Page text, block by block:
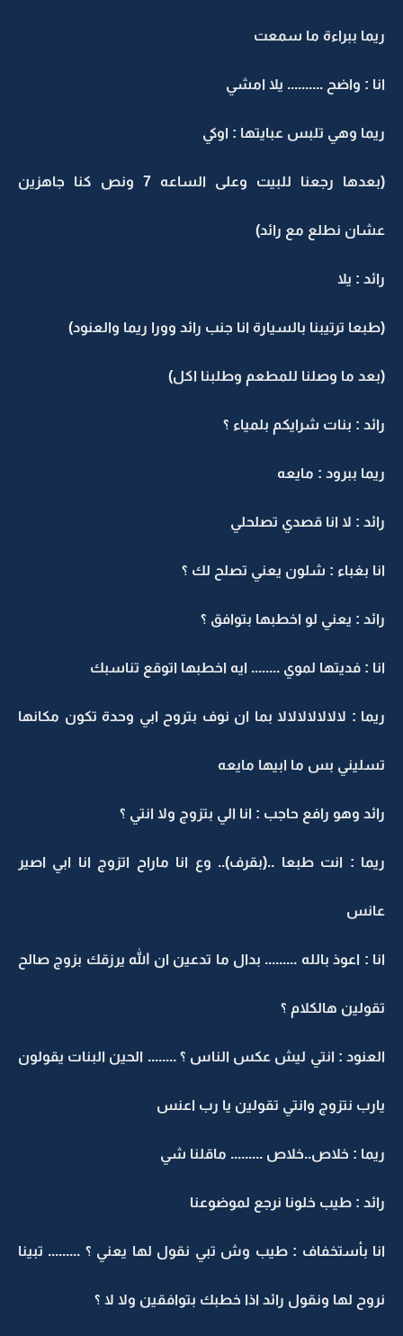
ريما ببراءة ما سمعت
انا : واضح .......... يلا امشي
ريما وهي تلبس عبايتها : اوكي
(بعدها رجعنا للبيت وعلى الساعه 7 ونص كنا جاهزين
عشان نطلع مع رائد)
رائد : يلا
(طبعا ترتيبنا بالسيارة انا جنب رائد وورا ريما والعنود)
(بعد ما وصلنا للمطعم وطلبنا اكل)
رائد : بنات شرايكم بلمياء ؟
ريما ببرود : مايعه
رائد : لا انا قصدي تصلحلي
انا بغباء : شلون يعني تصلح لك ؟
رائد : يعني لو اخطبها بتوافق ؟
انا : فديتها لموي ........ ايه اخطبها اتوقع تناسبك
ريما : لالالالالالالا بما ان نوف بتروح ابي وحدة تكون مكانها
تسليني بس ما ابيها مايعه
رائد وهو رافع حاجب : انا الي بتزوج ولا انتي ؟
ريما : انت طبعا ..(بقرف).. وع انا ماراح اتزوج انا ابي اصير
عانس
انا : اعوذ بالله ......... بدال ما تدعين ان الله يرزقك بزوج صالح
تقولين هالكلام ؟
العنود : انتي ليش عكس الناس ؟ ........ الحين البنات يقولون
يارب نتزوج وانتي تقولين يا رب اعنس
ريما : خلاص..خلاص ......... ماقلنا شي
رائد : طيب خلونا نرجع لموضوعنا
انا بأستخفاف : طيب وش تبي نقول لها يعني ؟ ......... تبينا
نروح لها ونقول رائد اذا خطبك بتوافقين ولا لا ؟